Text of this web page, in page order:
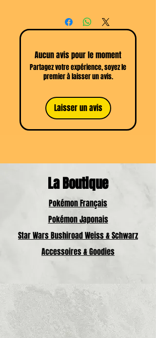
Aucun avis pour le moment
Partagez votre expérience, soyez le
premier à laisser un avis.
Laisser un avis
La Boutique
Pokémon Français
Pokémon Japonais
Star Wars Bushiroad Weiss & Schwarz
Accessoires & Goodies